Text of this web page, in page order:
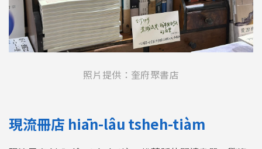
照片提供：奎府聚書店
現流冊店 hiān-lâu tsheh-tiàm